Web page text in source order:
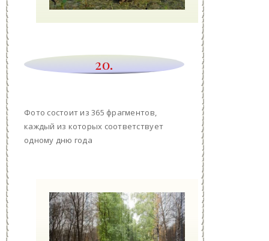
20.
Фото состоит из 365 фрагментов,
каждый из которых соответствует
одному дню года